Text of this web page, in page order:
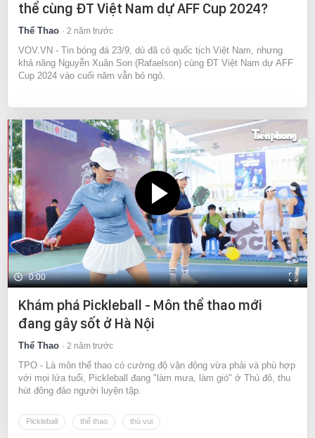
thể cùng ĐT Việt Nam dự AFF Cup 2024?
Thể Thao 2 năm trước
VOV.VN - Tin bóng đá 23/9, dù đã có quốc tịch Việt Nam, nhưng
khả năng Nguyễn Xuân Son (Rafaelson) cùng ĐT Việt Nam dự AFF
Cup 2024 vào cuối năm vẫn bỏ ngỏ.
0:00
Khám phá Pickleball - Môn thể thao mới
đang gây sốt ở Hà Nội
Thể Thao 2 năm trước
TPO - Là môn thể thao có cường độ vận động vừa phải và phù hợp
với mọi lứa tuổi, Pickleball đang "làm mưa, làm gió" ở Thủ đô, thu
hút đông đảo người luyện tập.
Pickleball thể thao thú vui